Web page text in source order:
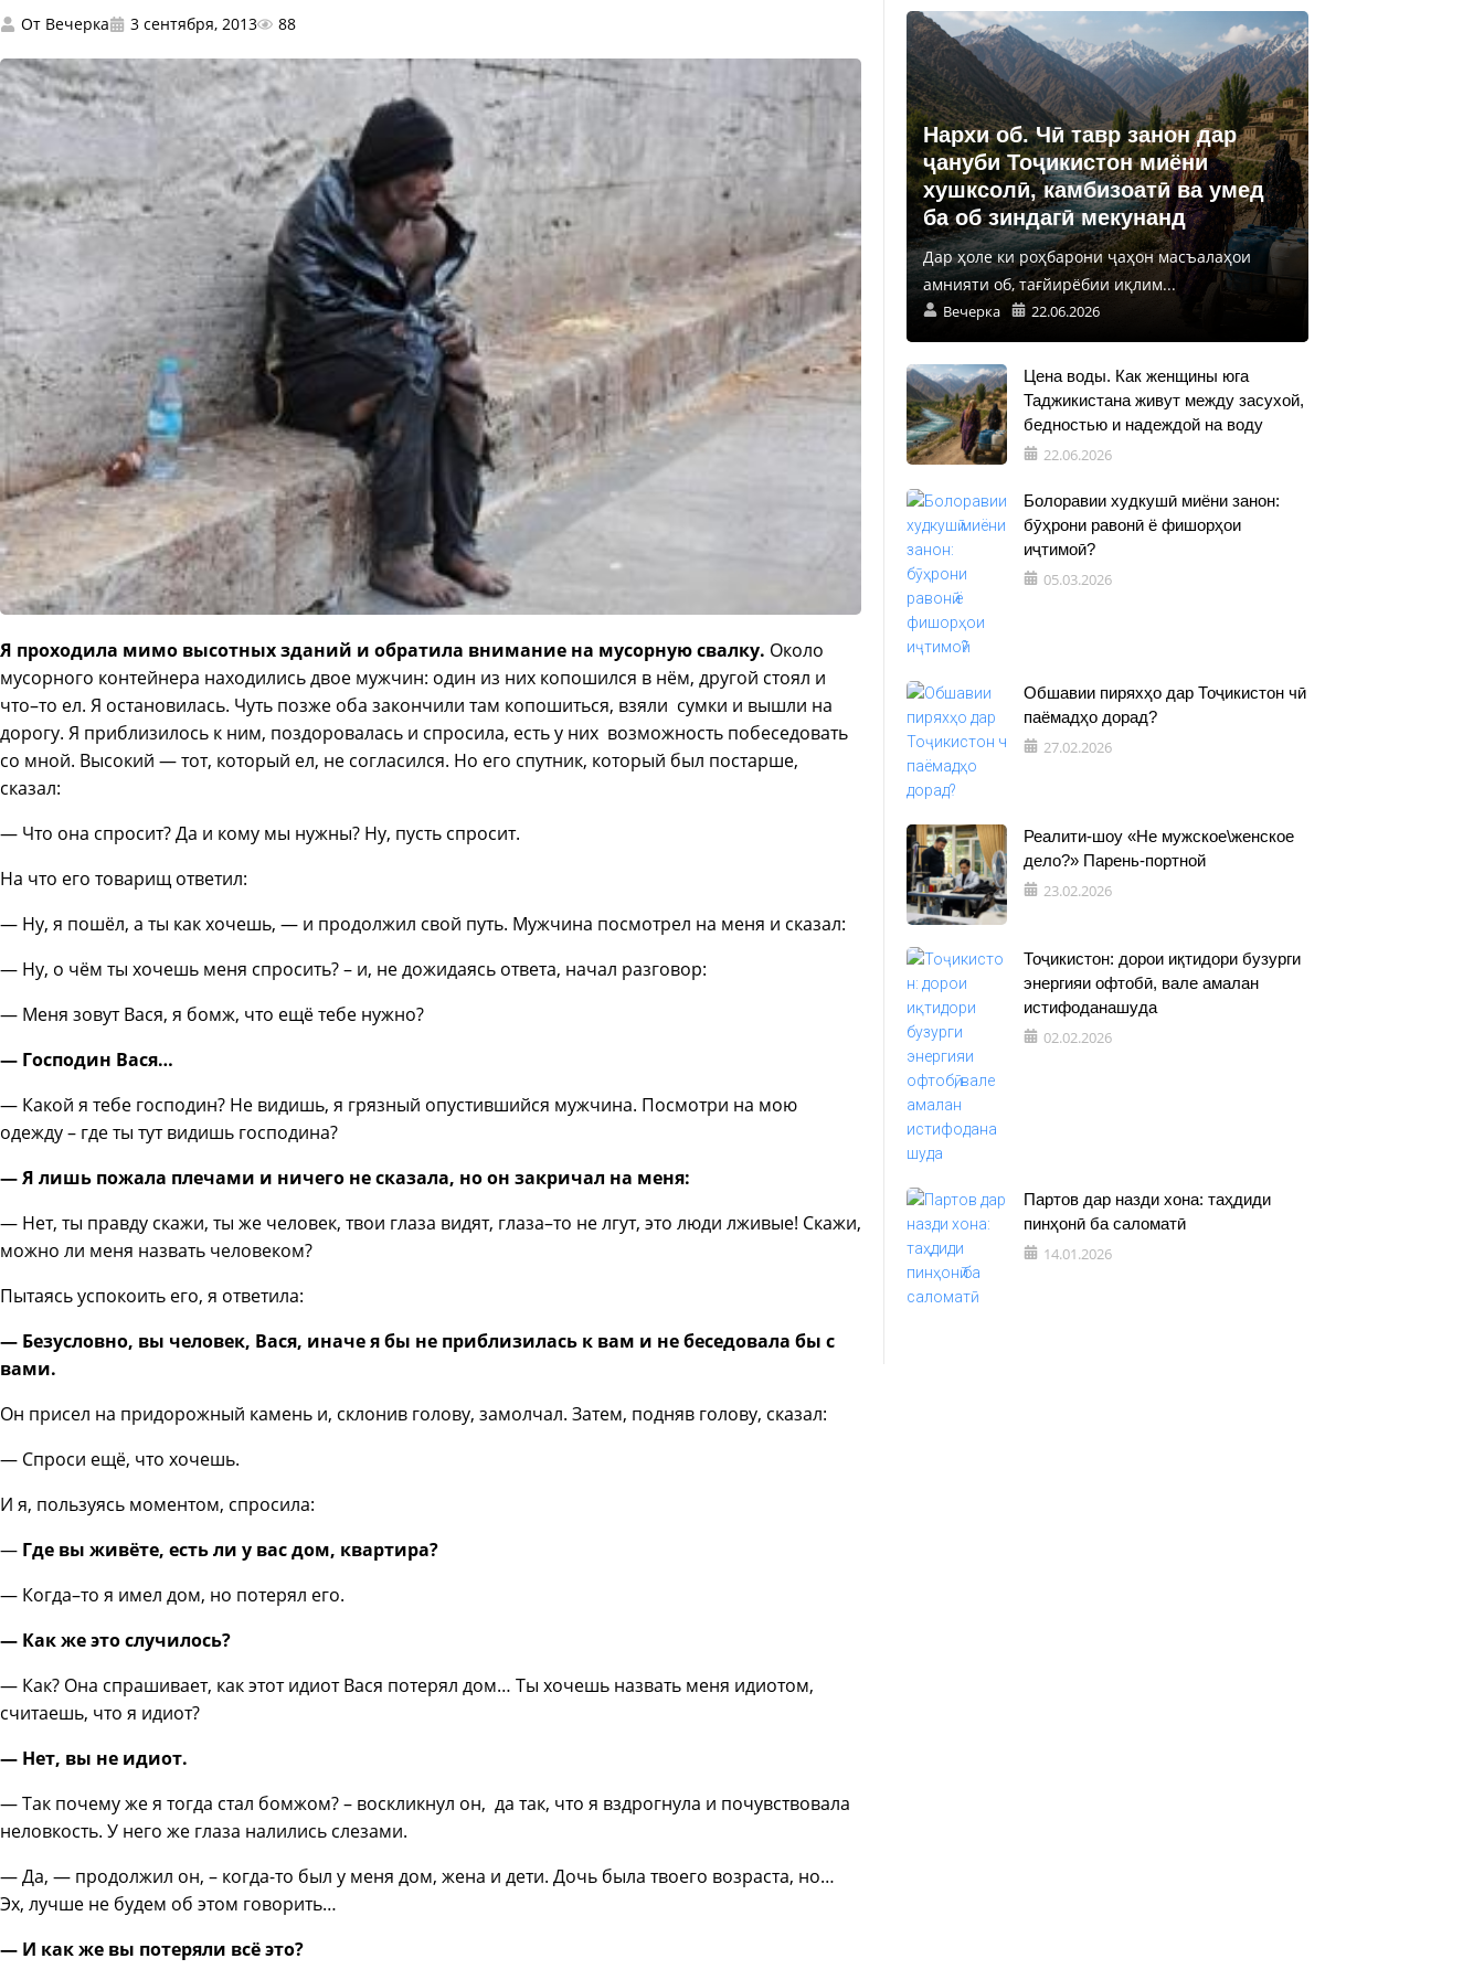
От Вечерка 3 сентября, 2013 88
Я проходила мимо высотных зданий и обратила внимание на мусорную свалку. Около
мусорного контейнера находились двое мужчин: один из них копошился в нём, другой стоял и
что–то ел. Я остановилась. Чуть позже оба закончили там копошиться, взяли сумки и вышли на
дорогу. Я приблизилось к ним, поздоровалась и спросила, есть у них возможность побеседовать
со мной. Высокий — тот, который ел, не согласился. Но его спутник, который был постарше,
сказал:
— Что она спросит? Да и кому мы нужны? Ну, пусть спросит.
На что его товарищ ответил:
— Ну, я пошёл, а ты как хочешь, — и продолжил свой путь. Мужчина посмотрел на меня и сказал:
— Ну, о чём ты хочешь меня спросить? – и, не дожидаясь ответа, начал разговор:
— Меня зовут Вася, я бомж, что ещё тебе нужно?
— Господин Вася…
— Какой я тебе господин? Не видишь, я грязный опустившийся мужчина. Посмотри на мою
одежду – где ты тут видишь господина?
— Я лишь пожала плечами и ничего не сказала, но он закричал на меня:
— Нет, ты правду скажи, ты же человек, твои глаза видят, глаза–то не лгут, это люди лживые! Скажи,
можно ли меня назвать человеком?
Пытаясь успокоить его, я ответила:
— Безусловно, вы человек, Вася, иначе я бы не приблизилась к вам и не беседовала бы с
вами.
Он присел на придорожный камень и, склонив голову, замолчал. Затем, подняв голову, сказал:
— Спроси ещё, что хочешь.
И я, пользуясь моментом, спросила:
— Где вы живёте, есть ли у вас дом, квартира?
— Когда–то я имел дом, но потерял его.
— Как же это случилось?
— Как? Она спрашивает, как этот идиот Вася потерял дом… Ты хочешь назвать меня идиотом,
считаешь, что я идиот?
— Нет, вы не идиот.
— Так почему же я тогда стал бомжом? – воскликнул он, да так, что я вздрогнула и почувствовала
неловкость. У него же глаза налились слезами.
— Да, — продолжил он, – когда-то был у меня дом, жена и дети. Дочь была твоего возраста, но…
Эх, лучше не будем об этом говорить…
— И как же вы потеряли всё это?
Нархи об. Чӣ тавр занон дар
ҷануби Тоҷикистон миёни
хушксолӣ, камбизоатӣ ва умед
ба об зиндагӣ мекунанд
Дар ҳоле ки роҳбарони ҷаҳон масъалаҳои
амнияти об, тағйирёбии иқлим...
Вечерка 22.06.2026
Цена воды. Как женщины юга
Таджикистана живут между засухой,
бедностью и надеждой на воду
22.06.2026
Болоравии худкушӣ миёни занон:
бӯҳрони равонӣ ё фишорҳои
иҷтимоӣ?
05.03.2026
Обшавии пиряхҳо дар Тоҷикистон чӣ
паёмадҳо дорад?
27.02.2026
Реалити-шоу «Не мужское\женское
дело?» Парень-портной
23.02.2026
Тоҷикистон: дорои иқтидори бузурги
энергияи офтобӣ, вале амалан
истифоданашуда
02.02.2026
Партов дар назди хона: таҳдиди
пинҳонӣ ба саломатӣ
14.01.2026